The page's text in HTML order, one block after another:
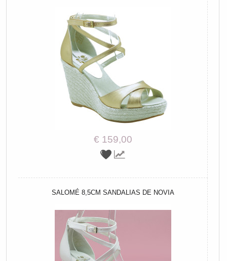
€ 159,00
SALOMÉ 8,5CM SANDALIAS DE NOVIA